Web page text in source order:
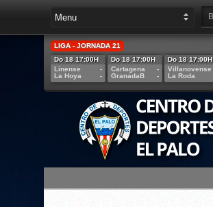
LIGA - JORNADA 21
Do 18 17:00H
Linense
La Hoya
-
-
Do 18 17:00H
Cartagena
GranadaB
-
-
Do 18 17:00H
Villanovense
La Roda